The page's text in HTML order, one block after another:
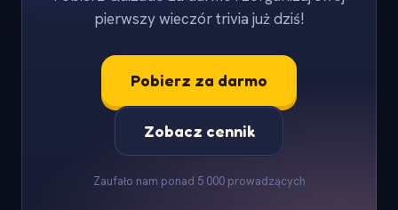
pierwszy wieczór trivia już dziś!
Pobierz za darmo
Zobacz cennik
Zaufało nam ponad 5 000 prowadzących